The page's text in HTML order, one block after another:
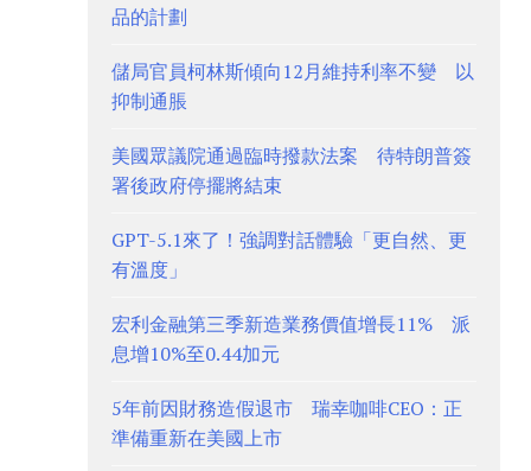
品的計劃
儲局官員柯林斯傾向12月維持利率不變 以
抑制通脹
美國眾議院通過臨時撥款法案 待特朗普簽
署後政府停擺將結束
GPT-5.1來了！強調對話體驗「更自然、更
有溫度」
宏利金融第三季新造業務價值增長11% 派
息增10%至0.44加元
5年前因財務造假退市 瑞幸咖啡CEO：正
準備重新在美國上市